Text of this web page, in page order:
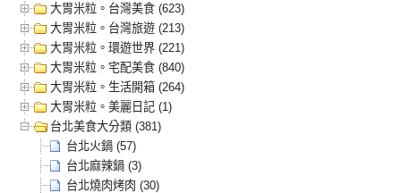
大胃米粒。台灣美食 (623)
大胃米粒。台灣旅遊 (213)
大胃米粒。環遊世界 (221)
大胃米粒。宅配美食 (840)
大胃米粒。生活開箱 (264)
大胃米粒。美麗日記 (1)
台北美食大分類 (381)
台北火鍋 (57)
台北麻辣鍋 (3)
台北燒肉烤肉 (30)